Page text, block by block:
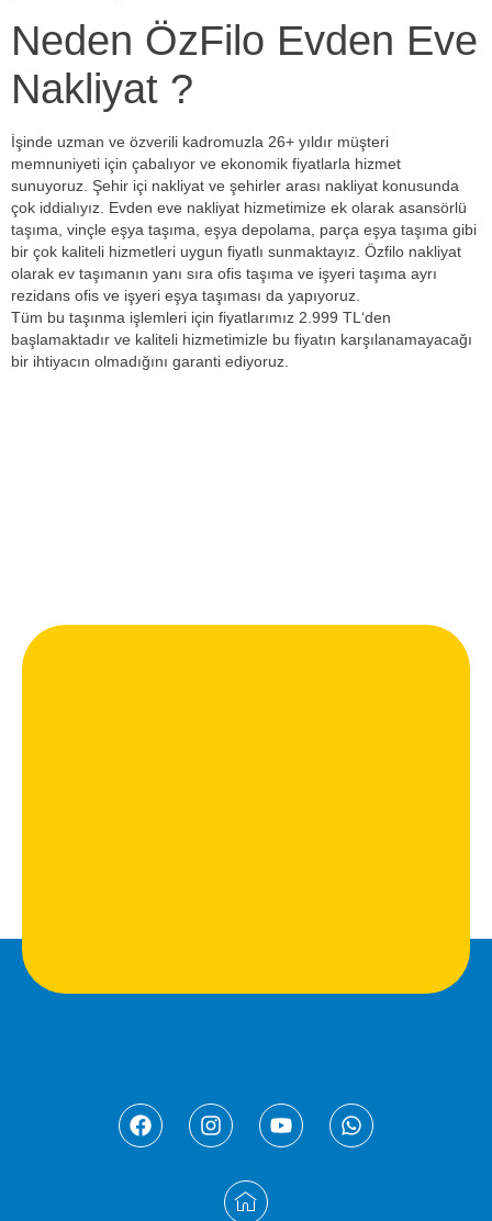
Neden ÖzFilo Evden Eve
Nakliyat ?
İşinde uzman ve özverili kadromuzla 26+ yıldır müşteri
memnuniyeti için çabalıyor ve ekonomik fiyatlarla hizmet
sunuyoruz. Şehir içi nakliyat ve şehirler arası nakliyat konusunda
çok iddialıyız. Evden eve nakliyat hizmetimize ek olarak asansörlü
taşıma, vinçle eşya taşıma, eşya depolama, parça eşya taşıma gibi
bir çok kaliteli hizmetleri uygun fiyatlı sunmaktayız. Özfilo nakliyat
olarak ev taşımanın yanı sıra ofis taşıma ve işyeri taşıma ayrı
rezidans ofis ve işyeri eşya taşıması da yapıyoruz.
Tüm bu taşınma işlemleri için fiyatlarımız 2.999 TL‘den
başlamaktadır ve kaliteli hizmetimizle bu fiyatın karşılanamayacağı
bir ihtiyacın olmadığını garanti ediyoruz.